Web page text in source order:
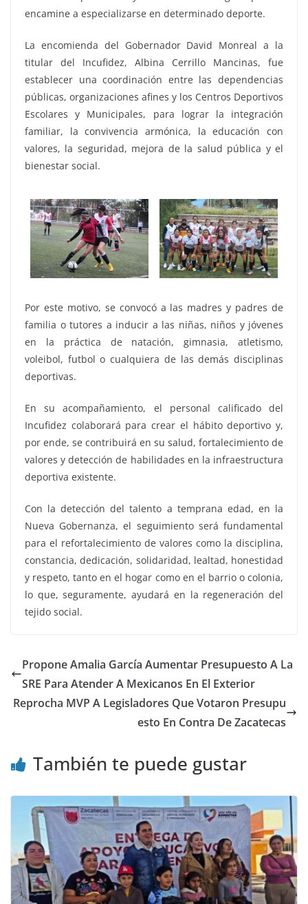
encamine a especializarse en determinado deporte.
La encomienda del Gobernador David Monreal a la
titular del Incufidez, Albina Cerrillo Mancinas, fue
establecer una coordinación entre las dependencias
públicas, organizaciones afines y los Centros Deportivos
Escolares y Municipales, para lograr la integración
familiar, la convivencia armónica, la educación con
valores, la seguridad, mejora de la salud pública y el
bienestar social.
Por este motivo, se convocó a las madres y padres de
familia o tutores a inducir a las niñas, niños y jóvenes
en la práctica de natación, gimnasia, atletismo,
voleibol, futbol o cualquiera de las demás disciplinas
deportivas.
En su acompañamiento, el personal calificado del
Incufidez colaborará para crear el hábito deportivo y,
por ende, se contribuirá en su salud, fortalecimiento de
valores y detección de habilidades en la infraestructura
deportiva existente.
Con la detección del talento a temprana edad, en la
Nueva Gobernanza, el seguimiento será fundamental
para el refortalecimiento de valores como la disciplina,
constancia, dedicación, solidaridad, lealtad, honestidad
y respeto, tanto en el hogar como en el barrio o colonia,
lo que, seguramente, ayudará en la regeneración del
tejido social.
Propone Amalia García Aumentar Presupuesto A La
SRE Para Atender A Mexicanos En El Exterior
Reprocha MVP A Legisladores Que Votaron Presupu
esto En Contra De Zacatecas
También te puede gustar